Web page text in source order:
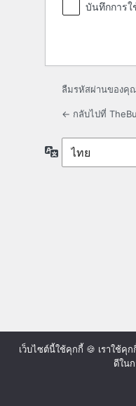
บันทึกการ
ลืมรหัสผ่านของคุ
← กลับไปที่
ภาษา
เว็บไซต์นี้ใช้คุกกี้ 🍪 เราใช้คุ
ดีใน